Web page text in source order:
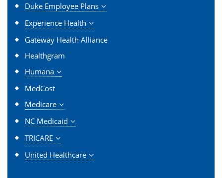
Duke Employee Plans
Experience Health
Gateway Health Alliance
Healthgram
Humana
MedCost
Medicare
NC Medicaid
TRICARE
United Healthcare